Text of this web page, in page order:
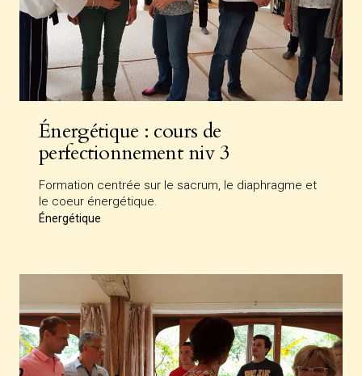
Énergétique : cours de
perfectionnement niv 3
Formation centrée sur le sacrum, le diaphragme et
le coeur énergétique.
Énergétique